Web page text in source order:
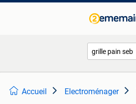
Accueil Electroménager